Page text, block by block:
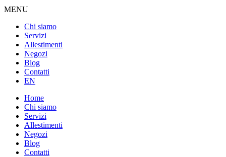
MENU
Chi siamo
Servizi
Allestimenti
Negozi
Blog
Contatti
EN
Home
Chi siamo
Servizi
Allestimenti
Negozi
Blog
Contatti